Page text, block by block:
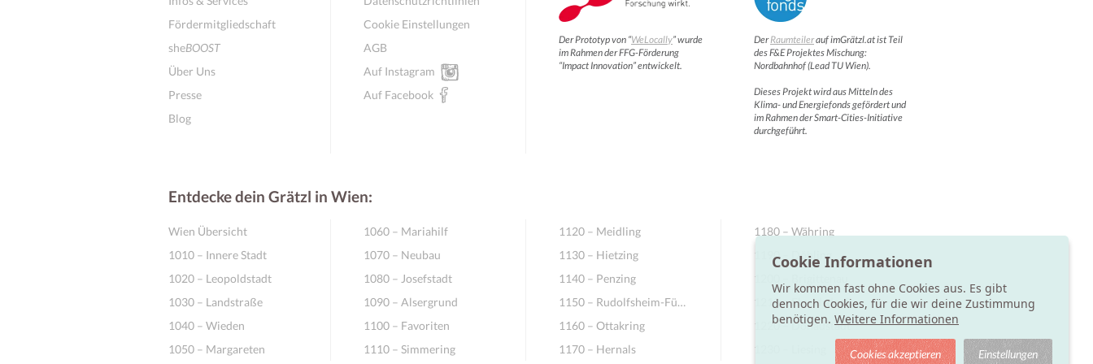
2026
2026
Fördermitgliedschaft
sheBOOST
Über Uns
Presse
Blog
Cookie Einstellungen
AGB
Auf Instagram
Auf Facebook
Der Prototyp von “WeLocally” wurde
im Rahmen der FFG-Förderung
“Impact Innovation” entwickelt.
DerRaumteilerauf imGrätzl.at ist Teil
des F&E Projektes Mischung:
Nordbahnhof (Lead TU Wien).
Dieses Projekt wird aus Mitteln des
Klima- und Energiefonds gefördert und
im Rahmen der Smart-Cities-Initiative
durchgeführt.
Entdecke dein Grätzl in Wien:
Wien Übersicht
1010 – Innere Stadt
1020 – Leopoldstadt
1030 – Landstraße
1040 – Wieden
1050 – Margareten
1060 – Mariahilf
1070 – Neubau
1080 – Josefstadt
1090 – Alsergrund
1100 – Favoriten
1110 – Simmering
1120 – Meidling
1130 – Hietzing
1140 – Penzing
1150 – Rudolfsheim-Fünfhaus
1160 – Ottakring
1170 – Hernals
1180 – Währing
1190 – Döbling
1200 – Brigittenau
1210 – Floridsdorf
1220 – Donaustadt
1230 – Liesing
Cookie Informationen
Wir kommen fast ohne Cookies aus. Es gibt
dennoch Cookies, für die wir deine Zustimmung
benötigen. Weitere Informationen
Cookies akzeptieren Einstellungen